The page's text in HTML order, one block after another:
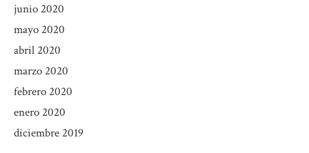
junio 2020
mayo 2020
abril 2020
marzo 2020
febrero 2020
enero 2020
diciembre 2019